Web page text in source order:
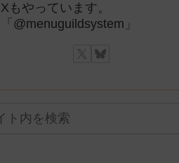
Xもやっています。
「@menuguildsystem」